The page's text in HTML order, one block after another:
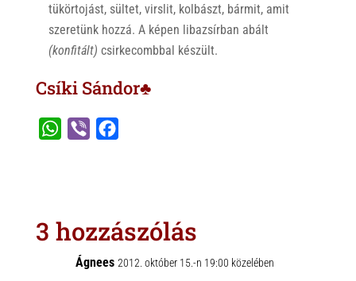
tükörtojást, sültet, virslit, kolbászt, bármit, amit
szeretünk hozzá. A képen libazsírban abált
(konfitált) csirkecombbal készült.
Csíki Sándor♣
A
o
o
3 hozzászólás
Ágnees 2012. október 15.-n 19:00 közelében